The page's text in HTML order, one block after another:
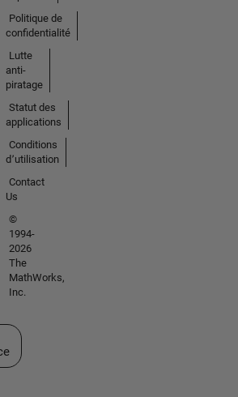
Politique de
confidentialité
Lutte
anti-
piratage
Statut des
applications
Conditions
d՚utilisation
Contact
Us
©
1994-
2026
The
MathWorks,
Inc.
un site web